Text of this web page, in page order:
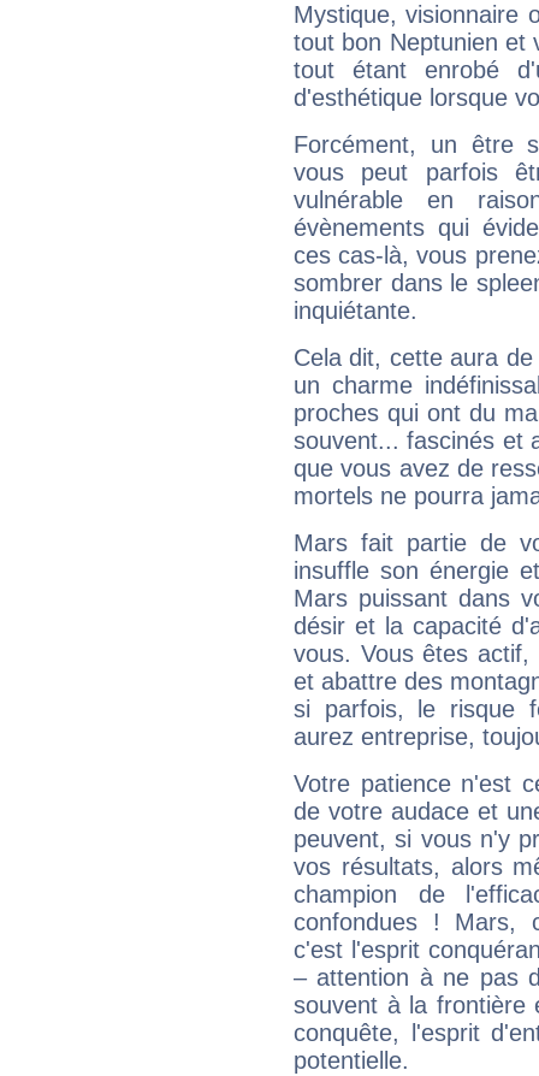
Mystique, visionnaire
tout bon Neptunien et
tout étant enrobé
d'esthétique lorsque
Forcément, un être
vous peut parfois
vulnérable en
évènements qui
ces cas-là, vous
sombrer dans le
inquiétante.
Cela dit, cette aura
un charme
proches qui ont du
souvent... fascinés et
que vous avez de
mortels ne pourra
Mars fait partie de
insuffle son énergie
Mars puissant dans
désir et la capacité
vous. Vous êtes
et abattre des
si parfois, le risque
aurez entreprise,
Votre patience n'est
de votre audace et
peuvent, si vous n'y
vos résultats, alors
champion de
confondues ! Mars,
c'est l'esprit
– attention à ne pas
souvent à la frontière
conquête, l'esprit
potentielle.